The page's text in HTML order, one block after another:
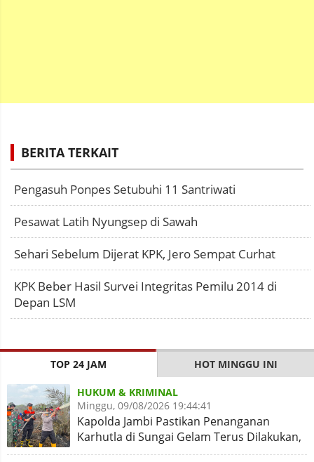
BERITA TERKAIT
Pengasuh Ponpes Setubuhi 11 Santriwati
Pesawat Latih Nyungsep di Sawah
Sehari Sebelum Dijerat KPK, Jero Sempat Curhat
KPK Beber Hasil Survei Integritas Pemilu 2014 di
Depan LSM
TOP 24 JAM HOT MINGGU INI
HUKUM & KRIMINAL
Minggu, 09/08/2026 19:44:41
Kapolda Jambi Pastikan Penanganan
Karhutla di Sungai Gelam Terus Dilakukan,
Sinergi Diperkuat